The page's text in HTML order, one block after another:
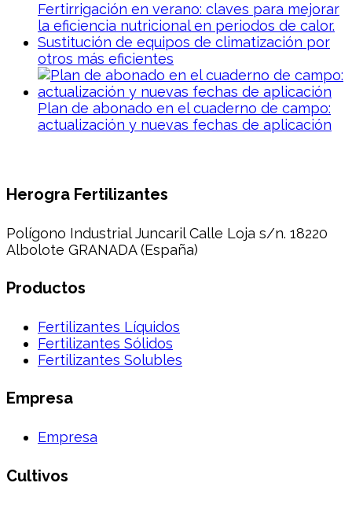
Fertirrigación en verano: claves para mejorar
la eficiencia nutricional en periodos de calor.
Sustitución de equipos de climatización por
otros más eficientes
Plan de abonado en el cuaderno de campo:
actualización y nuevas fechas de aplicación
Herogra Fertilizantes
Polígono Industrial Juncaril Calle Loja s/n. 18220
Albolote GRANADA (España)
Productos
Fertilizantes Líquidos
Fertilizantes Sólidos
Fertilizantes Solubles
Empresa
Empresa
Cultivos